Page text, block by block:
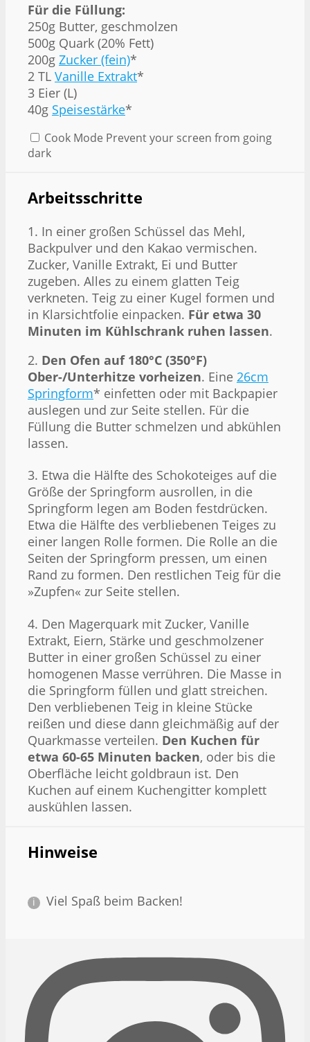
Für die Füllung:
250g Butter, geschmolzen
500g Quark (20% Fett)
200g Zucker (fein)*
2 TL Vanille Extrakt*
3 Eier (L)
40g Speisestärke*
Cook Mode Prevent your screen from going
dark
Arbeitsschritte
1. In einer großen Schüssel das Mehl,
Backpulver und den Kakao vermischen.
Zucker, Vanille Extrakt, Ei und Butter
zugeben. Alles zu einem glatten Teig
verkneten. Teig zu einer Kugel formen und
in Klarsichtfolie einpacken. Für etwa 30
Minuten im Kühlschrank ruhen lassen.
2. Den Ofen auf 180°C (350°F)
Ober-/Unterhitze vorheizen. Eine 26cm
Springform* einfetten oder mit Backpapier
auslegen und zur Seite stellen. Für die
Füllung die Butter schmelzen und abkühlen
lassen.
3. Etwa die Hälfte des Schokoteiges auf die
Größe der Springform ausrollen, in die
Springform legen am Boden festdrücken.
Etwa die Hälfte des verbliebenen Teiges zu
einer langen Rolle formen. Die Rolle an die
Seiten der Springform pressen, um einen
Rand zu formen. Den restlichen Teig für die
»Zupfen« zur Seite stellen.
4. Den Magerquark mit Zucker, Vanille
Extrakt, Eiern, Stärke und geschmolzener
Butter in einer großen Schüssel zu einer
homogenen Masse verrühren. Die Masse in
die Springform füllen und glatt streichen.
Den verbliebenen Teig in kleine Stücke
reißen und diese dann gleichmäßig auf der
Quarkmasse verteilen. Den Kuchen für
etwa 60-65 Minuten backen, oder bis die
Oberfläche leicht goldbraun ist. Den
Kuchen auf einem Kuchengitter komplett
auskühlen lassen.
Hinweise
Viel Spaß beim Backen!